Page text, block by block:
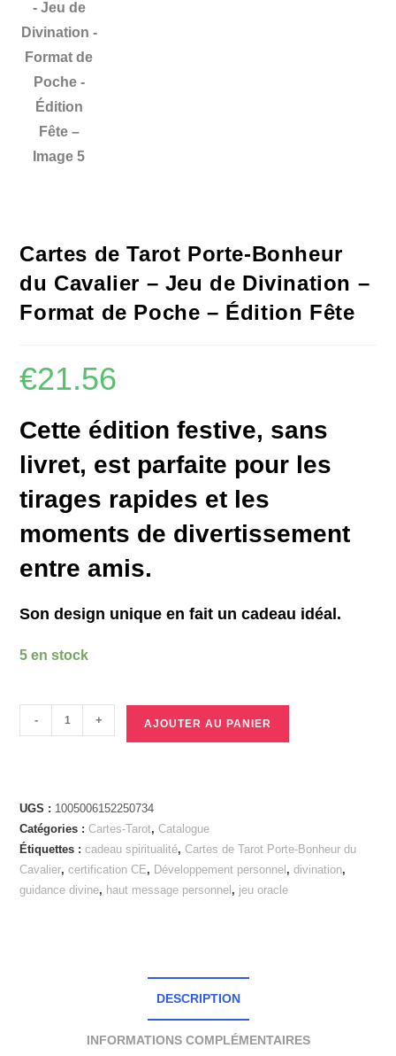
Cartes de Tarot Porte-Bonheur
du Cavalier – Jeu de Divination –
Format de Poche – Édition Fête
€21.56
Cette édition festive, sans
livret, est parfaite pour les
tirages rapides et les
moments de divertissement
entre amis.
Son design unique en fait un cadeau idéal.
5 en stock
- + AJOUTER AU PANIER
UGS : 1005006152250734
Catégories :Cartes-Tarot,Catalogue
Étiquettes :cadeau spiritualité,Cartes de Tarot Porte-Bonheur du
Cavalier,certification CE, Développement personnel ,divination,
guidance divine, haut message personnel , jeu oracle
DESCRIPTION
INFORMATIONS COMPLÉMENTAIRES